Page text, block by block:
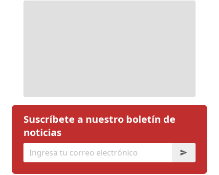
Suscríbete a nuestro boletín de
noticias